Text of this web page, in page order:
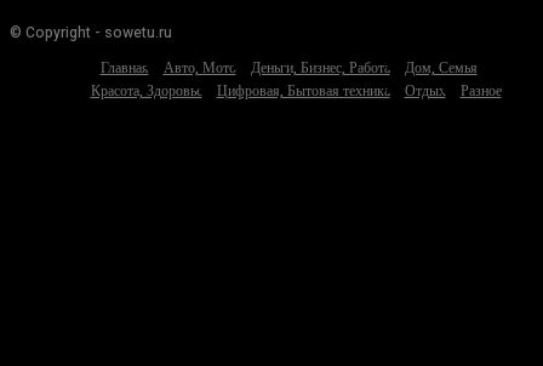
© Copyright - sowetu.ru
Главная
Авто, Мото Деньги, Бизнес, Работа
Дом, Семья
Красота, Здоровье
Цифровая, Бытовая техника Отдых Разное